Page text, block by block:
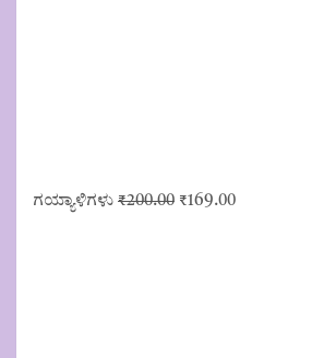
ಗಯ್ಯಾಳಿಗಳು ₹200.00 Original
₹169.00Current